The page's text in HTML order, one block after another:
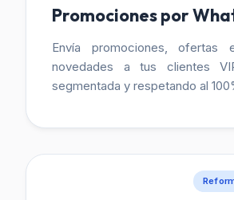
Promociones por
Envía promociones, ofertas
novedades a tus clientes
segmentada y respetando al